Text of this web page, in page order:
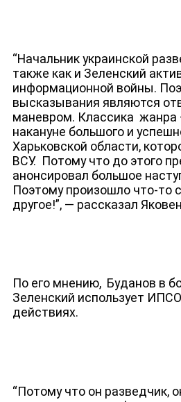
ЮТУБ-КАНАЛ
“Начальник украинской
также как и Зеленский
информационной войны.
высказывания являются
маневром. Классика жанра
накануне большого и
Харьковской области,
ВСУ. Потому что до этого
анонсировал большое
Поэтому произошло что-то
другое!”, — рассказал
По его мнению, Буданов в
Зеленский использует
действиях.
“Потому что он разведчик,